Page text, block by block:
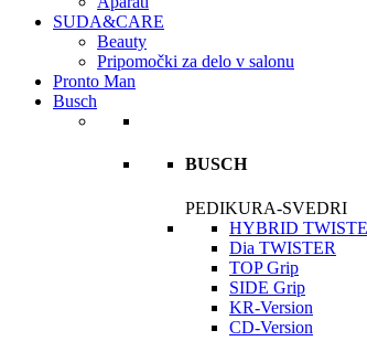
SUDA&CARE
Beauty
Pripomočki za delo v salonu
Pronto Man
Busch
BUSCH
PEDIKURA-SVEDRI
HYBRID
Dia TWISTER
TOP Grip
SIDE Grip
KR-Version
CD-Version